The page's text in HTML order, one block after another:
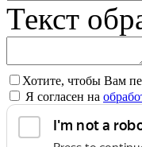
Текст
Хотите, чтобы Вам
Я согласен на